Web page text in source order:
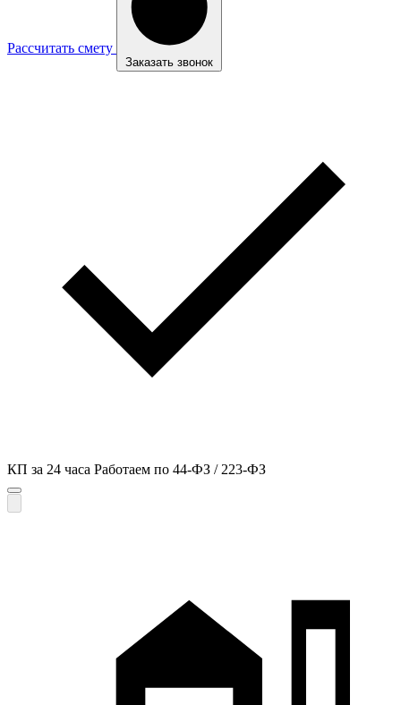
Рассчитать смету
Заказать звонок
КП за 24 часа Работаем по 44-ФЗ / 223-ФЗ